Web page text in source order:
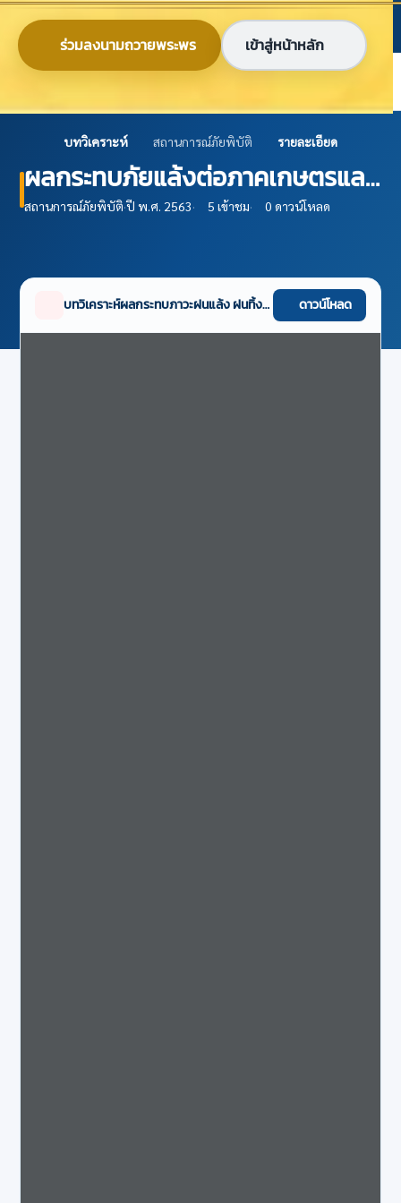
ร่วมลงนามถวายพระพร เข้าสู่หน้าหลัก
ข้ามไปยังเนื้อหาหลัก
ก ก ก ไทย EN
บทวิเคราะห์ สถานการณ์ภัยพิบัติ รายละเอียด
ผลกระทบภัยแล้งต่อภาคเกษตรและ
มาตรการช่วยเหลือเกษตรกร
สถานการณ์ภัยพิบัติ·ปี พ.ศ. 2563· 5 เข้าชม· 0 ดาวน์โหลด
บทวิเคราะห์ผลกระทบภาวะฝนแล้ง ฝนทิ้งช่วง และมาตรการช่วยเหลือเกษตรกร.pdf ดาวน์โหลด